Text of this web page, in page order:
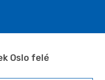
Oslo felé